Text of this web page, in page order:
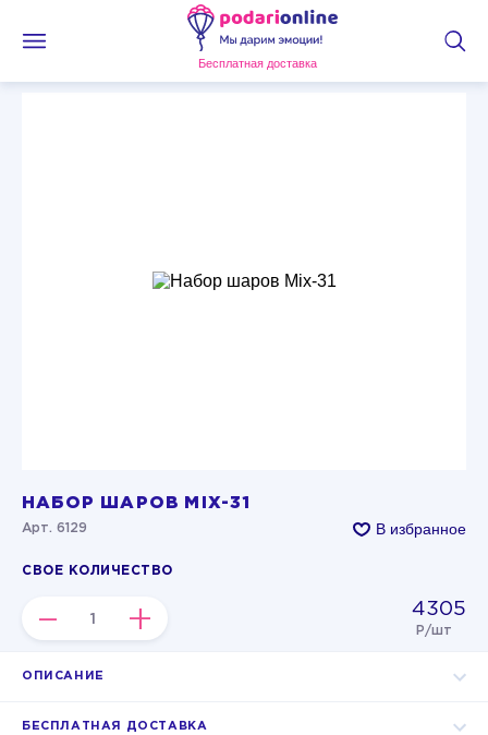
Бесплатная доставка
НАБОР ШАРОВ MIX-31
Арт. 6129 В избранное
СВОЕ КОЛИЧЕСТВО
– + 4305
Р/шт
ОПИСАНИЕ
БЕСПЛАТНАЯ ДОСТАВКА